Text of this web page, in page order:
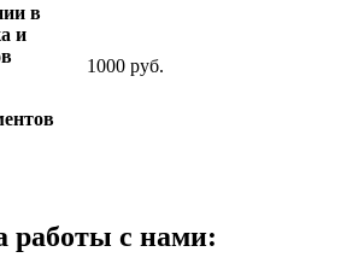
в
и
1000 руб.
работы с нами: